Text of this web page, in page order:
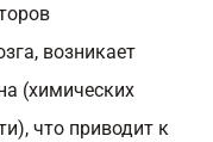
возникает
(химических
что приводит к